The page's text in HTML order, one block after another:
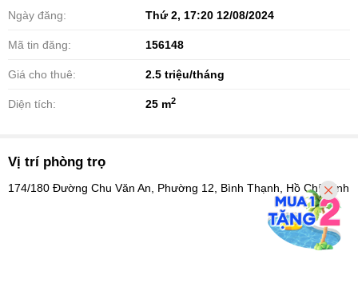
Ngày đăng: Thứ 2, 17:20 12/08/2024
Mã tin đăng: 156148
Giá cho thuê: 2.5 triệu/tháng
Diện tích: 25 m2
Vị trí phòng trọ
174/180 Đường Chu Văn An, Phường 12, Bình Thạnh, Hồ Chí Minh